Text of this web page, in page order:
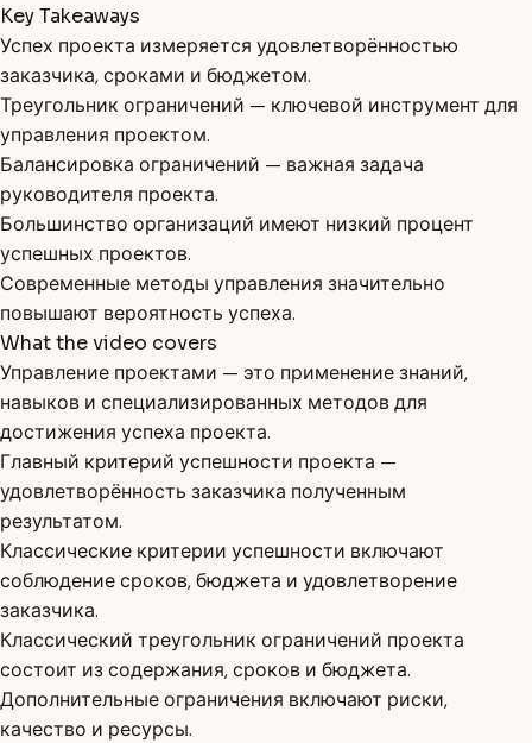
Key Takeaways
Успех проекта измеряется удовлетворённостью
заказчика, сроками и бюджетом.
Треугольник ограничений — ключевой инструмент для
управления проектом.
Балансировка ограничений — важная задача
руководителя проекта.
Большинство организаций имеют низкий процент
успешных проектов.
Современные методы управления значительно
повышают вероятность успеха.
What the video covers
Управление проектами — это применение знаний,
навыков и специализированных методов для
достижения успеха проекта.
Главный критерий успешности проекта —
удовлетворённость заказчика полученным
результатом.
Классические критерии успешности включают
соблюдение сроков, бюджета и удовлетворение
заказчика.
Классический треугольник ограничений проекта
состоит из содержания, сроков и бюджета.
Дополнительные ограничения включают риски,
качество и ресурсы.